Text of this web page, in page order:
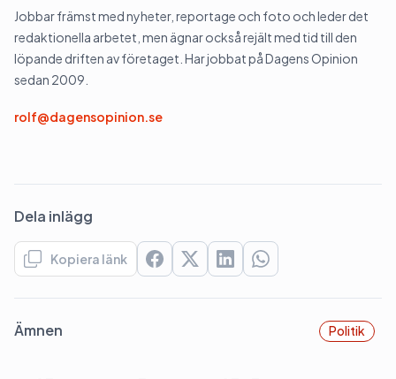
Jobbar främst med nyheter, reportage och foto och leder det
redaktionella arbetet, men ägnar också rejält med tid till den
löpande driften av företaget. Har jobbat på Dagens Opinion
sedan 2009.
rolf@dagensopinion.se
Dela inlägg
Kopiera länk
Ämnen Politik